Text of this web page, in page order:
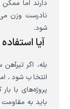
دارند اما
نادرست وزن
شود.
آیا
بله، اگر
انتخاب شود،
پروژه‌های با
باید به